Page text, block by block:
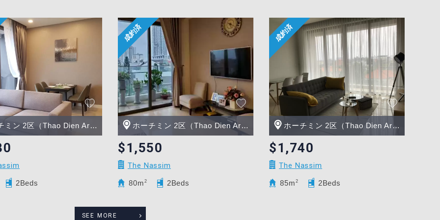
ミン 2区（Thao Dien Area）
2Beds
ホーチミン 2区（Thao Dien Area）
$1,550
The Nassim
80m 2 2Beds
ホーチミン 2区（Thao Dien Area）
$1,740
The Nassim
85m 2 2Beds
SEE MORE